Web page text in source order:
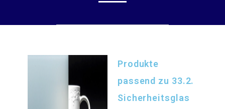
Produkte
passend zu 33.2.
Sicherheitsglas